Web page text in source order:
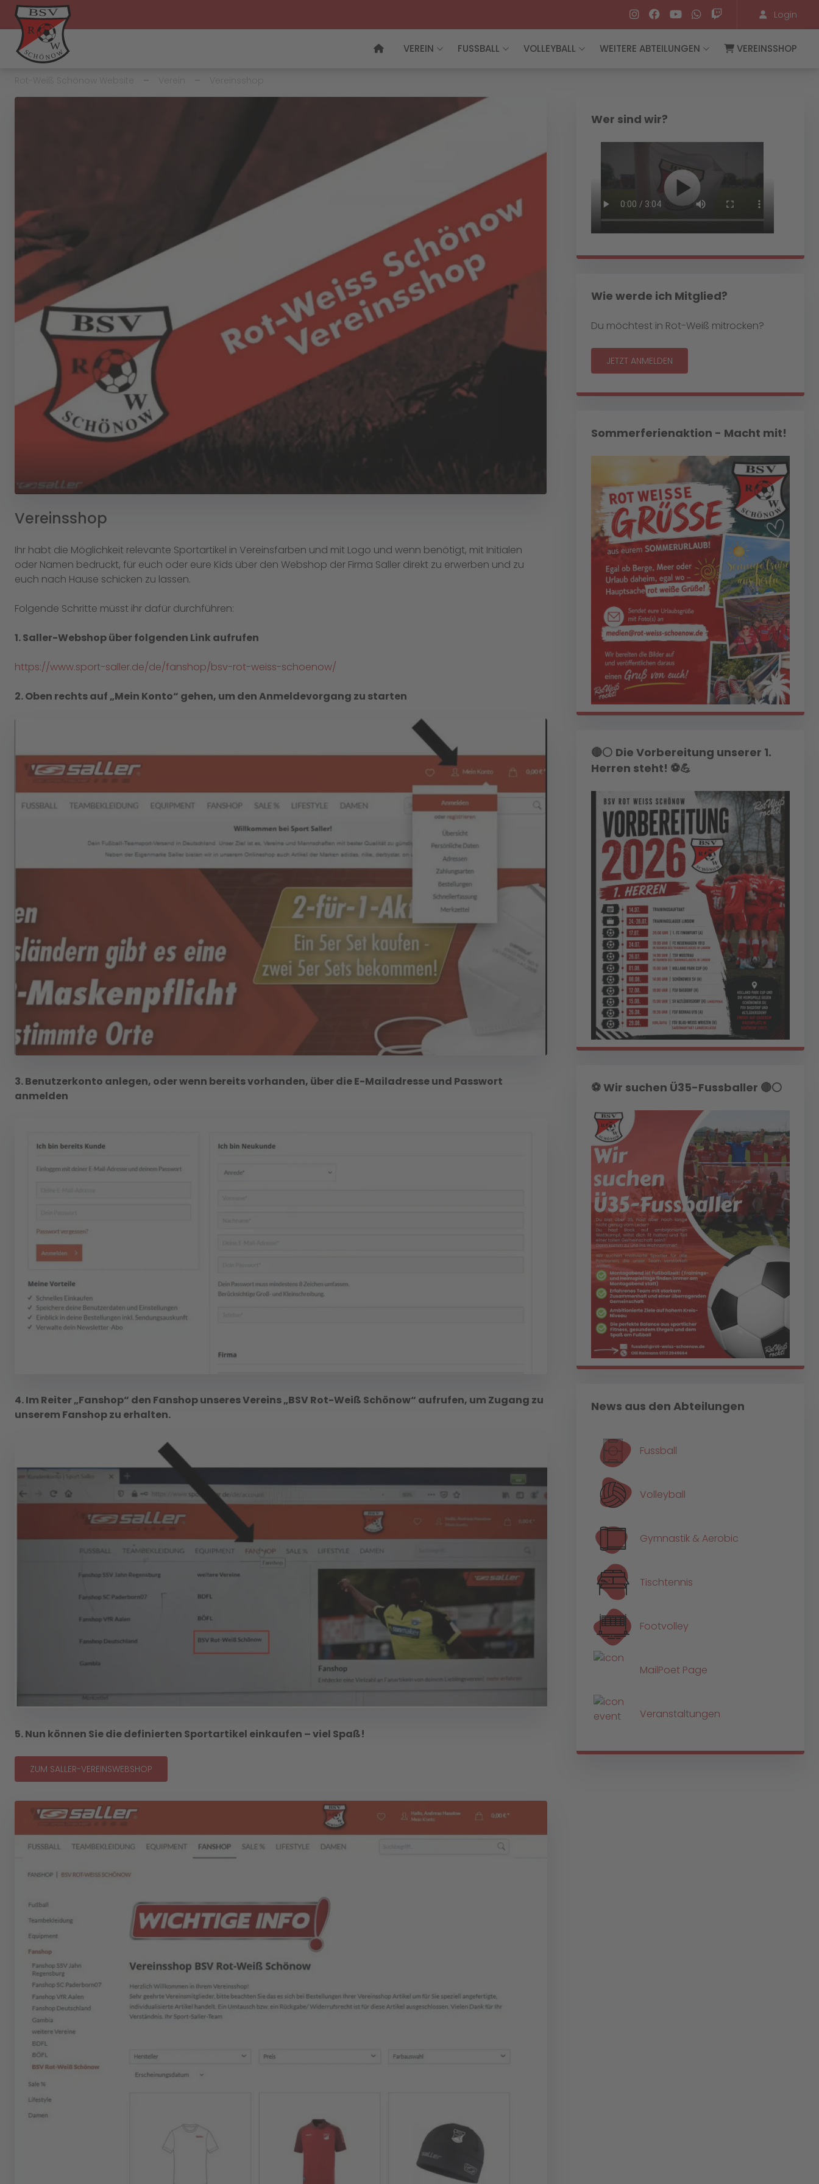
Login
VEREIN FUSSBALL VOLLEYBALL WEITERE ABTEILUNGEN VEREINSSHOP
Vereinsshop
Ihr habt die Möglichkeit relevante Sportartikel in Vereinsfarben und mit Logo und wenn benötigt, mit Initialen
oder Namen bedruckt, für euch oder eure Kids über den Webshop der Firma Saller direkt zu erwerben und zu
euch nach Hause schicken zu lassen.
Folgende Schritte müsst ihr dafür durchführen:
1. Saller-Webshop über folgenden Link aufrufen
https://www.sport-saller.de/de/fanshop/bsv-rot-weiss-schoenow/
2. Oben rechts auf „Mein Konto“ gehen, um den Anmeldevorgang zu starten
3. Benutzerkonto anlegen, oder wenn bereits vorhanden, über die E-Mailadresse und Passwort
anmelden
4. Im Reiter „Fanshop“ den Fanshop unseres Vereins „BSV Rot-Weiß Schönow“ aufrufen, um Zugang zu
unserem Fanshop zu erhalten.
5. Nun können Sie die definierten Sportartikel einkaufen – viel Spaß!
ZUM SALLER-VEREINSWEBSHOP
Wer sind wir?
Wie werde ich Mitglied?
Du möchtest in Rot-Weiß mitrocken?
JETZT ANMELDEN
Sommerferienaktion - Macht mit!
🔴⚪ Die Vorbereitung unserer 1.
Herren steht! ⚽💪
⚽️ Wir suchen Ü35-Fussballer 🔴⚪️
News aus den Abteilungen
Fussball
Volleyball
Gymnastik & Aerobic
Tischtennis
Footvolley
MailPoet Page
Veranstaltungen